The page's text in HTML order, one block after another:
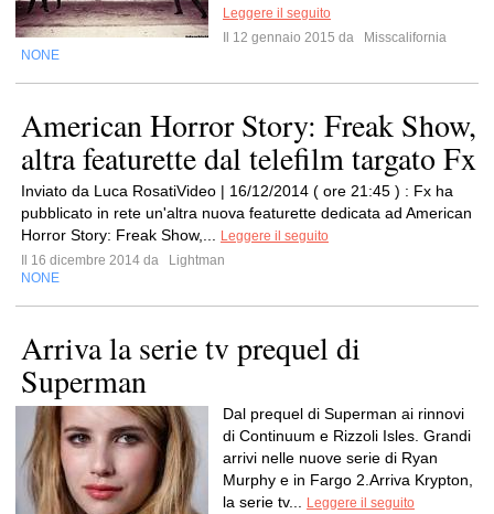
Leggere il seguito
Il 12 gennaio 2015 da
Misscalifornia
NONE
American Horror Story: Freak Show,
altra featurette dal telefilm targato Fx
Inviato da Luca RosatiVideo | 16/12/2014 ( ore 21:45 ) : Fx ha
pubblicato in rete un'altra nuova featurette dedicata ad American
Horror Story: Freak Show,...
Leggere il seguito
Il 16 dicembre 2014 da
Lightman
NONE
Arriva la serie tv prequel di
Superman
Dal prequel di Superman ai rinnovi
di Continuum e Rizzoli Isles. Grandi
arrivi nelle nuove serie di Ryan
Murphy e in Fargo 2.Arriva Krypton,
la serie tv...
Leggere il seguito